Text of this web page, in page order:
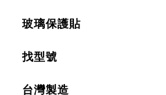
玻璃保護貼
找型號
台灣製造